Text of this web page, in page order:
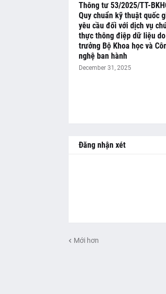
Thông tư 53/2025/TT-
Quy chuẩn kỹ thuật quốc
yêu cầu đối với dịch vụ
thực thông điệp dữ liệu
trưởng Bộ Khoa học và
nghệ ban hành
December 31, 2025
Đăng nhận xét
Mới hơn